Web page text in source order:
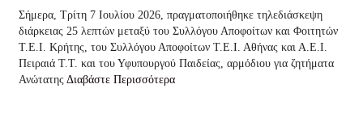
Σήμερα, Τρίτη 7 Ιουλίου 2026, πραγματοποιήθηκε τηλεδιάσκεψη
διάρκειας 25 λεπτών μεταξύ του Συλλόγου Αποφοίτων και Φοιτητών
Τ.Ε.Ι. Κρήτης, του Συλλόγου Αποφοίτων Τ.Ε.Ι. Αθήνας και Α.Ε.Ι.
Πειραιά Τ.Τ. και του Υφυπουργού Παιδείας, αρμόδιου για ζητήματα
Ανώτατης Διαβάστε Περισσότερα